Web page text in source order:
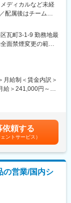
ていただきます。
に応じて判断する
をもとに既存先や
率以外に、取り組
成し半期ごとにレ
ディカルなど未経
配属後はチーム制
ーや医薬品卸へ訪
構築、製品PR、顧
ーや薬剤師へ医薬
療現場から得た情
瓦町3-1-9 勤務地最
面禁煙変更の範
月給制＜賃金内訳＞
給＞241,000円～
能性があります。
依頼する
ェントサービス）
の営業/国内シ